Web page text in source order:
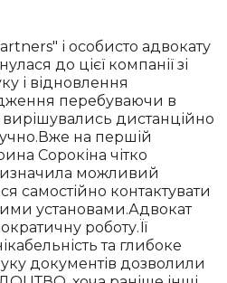
і особисто адвокату
до цієї компанії зі
і відновлення
перебуваючи в
вирішувались дистанційно
на першій
Сорокіна чітко
можливий
самостійно контактувати
установами.Адвокат
роботу.Її
та глибоке
документів дозволили